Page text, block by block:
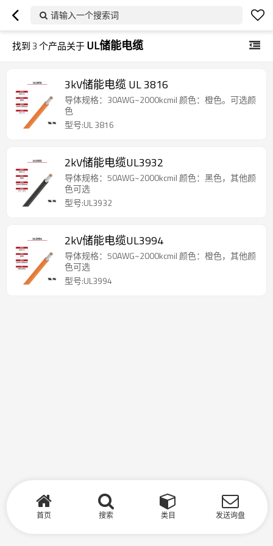
请输入一个搜索词
找到3个产品关于UL储能电缆
3kV储能电缆 UL 3816
导体规格：30AWG~2000kcmil 颜色：橙色。可选颜
色
型号:UL 3816
2kV储能电缆UL3932
导体规格：50AWG~2000kcmil 颜色：黑色，其他颜
色可选
型号:UL3932
2kV储能电缆UL3994
导体规格：50AWG~2000kcmil 颜色：橙色，其他颜
色可选
型号:UL3994
首页 搜索 类目 发送询盘